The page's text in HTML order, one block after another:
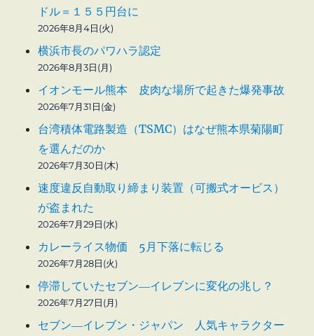
ドル＝１５５円台に
2026年8月4日(火)
横浜市長のパワハラ認定
2026年8月3日(月)
イオンモール熊本 皮肉な場所で起きた爆発事故
2026年7月31日(金)
台湾積体電路製造（TSMC）はなぜ熊本県菊陽町
を選んだのか
2026年7月30日(木)
速度違反自動取り締まり装置（可搬式オービス）
が盗まれた
2026年7月29日(水)
カレーライス物価 5月下落に転じる
2026年7月28日(火)
停滞していたセブン―イレブンに変化の兆し？
2026年7月27日(月)
セブン―イレブン・ジャパン 人気キャラクター